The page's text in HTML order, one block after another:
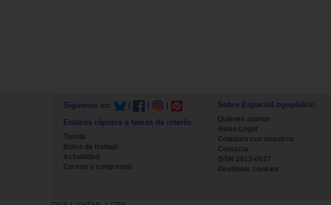
Síguenos en:
Enlaces rápidos a temas de interés
Tienda
Bolsa de trabajo
Actualidad
Cursos y congresos
Sobre EspacioLogopédico
Quienes somos
Aviso Legal
Colabora con nosotros
Contacta
ISSN 2013-0627
Gestionar cookies